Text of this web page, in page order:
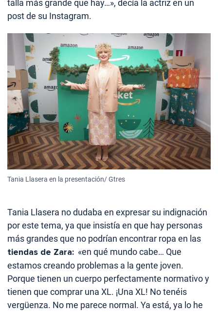
talla más grande que hay…», decía la actriz en un
post de su Instagram.
Tania Llasera en la presentación/ Gtres
Tania Llasera no dudaba en expresar su indignación
por este tema, ya que insistía en que hay personas
más grandes que no podrían encontrar ropa en las
tiendas de Zara: «en qué mundo cabe… Que
estamos creando problemas a la gente joven.
Porque tienen un cuerpo perfectamente normativo y
tienen que comprar una XL. ¡Una XL! No tenéis
vergüenza. No me parece normal. Ya está, ya lo he